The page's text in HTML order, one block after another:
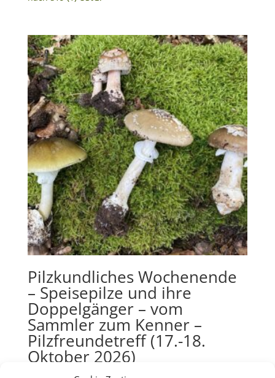
Pilzkundliches Wochenende
– Speisepilze und ihre
Doppelgänger – vom
Sammler zum Kenner –
Pilzfreundetreff (17.-18.
Oktober 2026)